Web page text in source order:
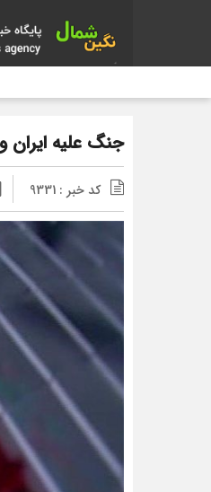
جنگ علیه
کد خبر : 9331